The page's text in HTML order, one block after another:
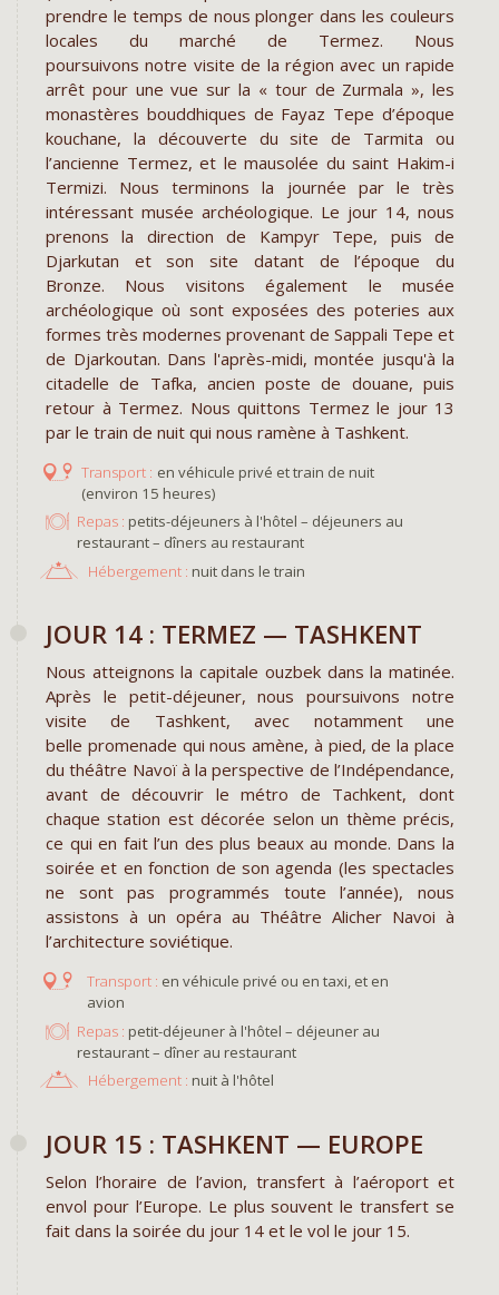
prendre le temps de nous plonger dans les couleurs
locales du marché de Termez. Nous
poursuivons notre visite de la région avec un rapide
arrêt pour une vue sur la « tour de Zurmala », les
monastères bouddhiques de Fayaz Tepe d’époque
kouchane, la découverte du site de Tarmita ou
l’ancienne Termez, et le mausolée du saint Hakim-i
Termizi. Nous terminons la journée par le très
intéressant musée archéologique. Le jour 14, nous
prenons la direction de Kampyr Tepe, puis de
Djarkutan et son site datant de l’époque du
Bronze. Nous visitons également le musée
archéologique où sont exposées des poteries aux
formes très modernes provenant de Sappali Tepe et
de Djarkoutan. Dans l'après-midi, montée jusqu'à la
citadelle de Tafka, ancien poste de douane, puis
retour à Termez. Nous quittons Termez le jour 13
par le train de nuit qui nous ramène à Tashkent.
en véhicule privé et train de nuit
(environ 15 heures)
Repas : petits-déjeuners à l'hôtel – déjeuners au
restaurant – dîners au restaurant
Hébergement : nuit dans le train
JOUR 14 : TERMEZ — TASHKENT
Nous atteignons la capitale ouzbek dans la matinée.
Après le petit-déjeuner, nous poursuivons notre
visite de Tashkent, avec notamment une
belle promenade qui nous amène, à pied, de la place
du théâtre Navoï à la perspective de l’Indépendance,
avant de découvrir le métro de Tachkent, dont
chaque station est décorée selon un thème précis,
ce qui en fait l’un des plus beaux au monde. Dans la
soirée et en fonction de son agenda (les spectacles
ne sont pas programmés toute l’année), nous
assistons à un opéra au Théâtre Alicher Navoi à
l’architecture soviétique.
en véhicule privé ou en taxi, et en
avion
Repas : petit-déjeuner à l'hôtel – déjeuner au
restaurant – dîner au restaurant
Hébergement : nuit à l'hôtel
JOUR 15 : TASHKENT — EUROPE
Selon l’horaire de l’avion, transfert à l’aéroport et
envol pour l’Europe. Le plus souvent le transfert se
fait dans la soirée du jour 14 et le vol le jour 15.